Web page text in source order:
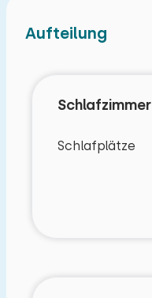
Aufteilung
Schlafzimmer
Schlafplätze